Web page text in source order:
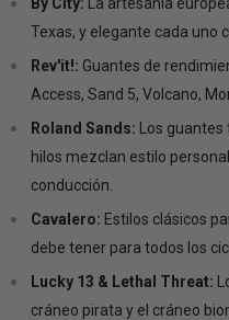
Texas, y elegante cada uno
Rev'it!: Guantes de
Access, Sand 5, Volcano,
Roland Sands: Los
hilos mezclan estilo
conducción.
Cavalero: Estilos clásicos
debe tener para todos los
Lucky 13 & Lethal Threat:
cráneo pirata y el cráneo